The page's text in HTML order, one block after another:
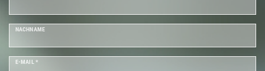
NACHNAME
E-MAIL *